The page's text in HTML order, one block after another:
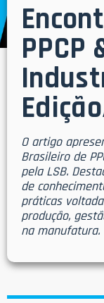
PPCP
O artigo
Brasileiro de
pela LSB.
de
práticas
produção,
na manufatura.